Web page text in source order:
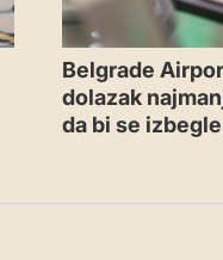
Belgrade
dolazak
da bi se